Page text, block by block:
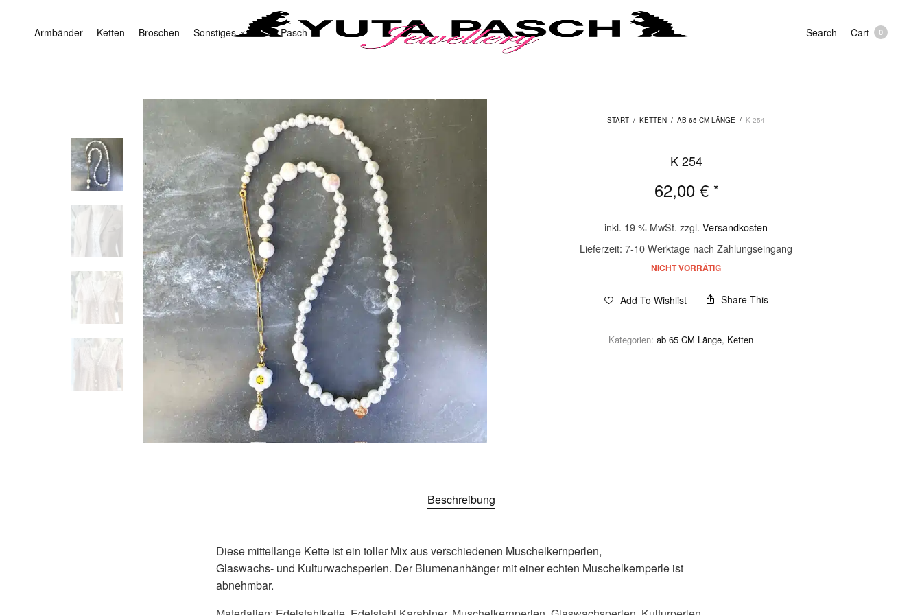
Armbänder Ketten Broschen Sonstiges Yuta Pasch Search Cart 0
START / KETTEN / AB 65 CM LÄNGE / K 254
K 254
62,00 € *
inkl. 19 % MwSt. zzgl.Versandkosten
Lieferzeit:7-10 Werktage nach Zahlungseingang
NICHT VORRÄTIG
Add To Wishlist Share This
Kategorien:ab 65 CM Länge, Ketten
Beschreibung
Diese mittellange Kette ist ein toller Mix aus verschiedenen Muschelkernperlen,
Glaswachs- und Kulturwachsperlen. Der Blumenanhänger mit einer echten Muschelkernperle ist
abnehmbar.